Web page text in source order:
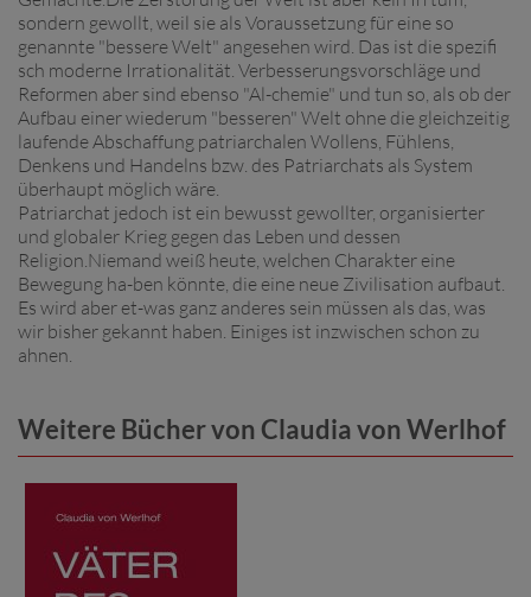
sondern gewollt, weil sie als Voraussetzung für eine so
genannte "bessere Welt" angesehen wird. Das ist die spezifi
sch moderne Irrationalität. Verbesserungsvorschläge und
Reformen aber sind ebenso "Al-chemie" und tun so, als ob der
Aufbau einer wiederum "besseren" Welt ohne die gleichzeitig
laufende Abschaffung patriarchalen Wollens, Fühlens,
Denkens und Handelns bzw. des Patriarchats als System
überhaupt möglich wäre.
Patriarchat jedoch ist ein bewusst gewollter, organisierter
und globaler Krieg gegen das Leben und dessen
Religion.Niemand weiß heute, welchen Charakter eine
Bewegung ha-ben könnte, die eine neue Zivilisation aufbaut.
Es wird aber et-was ganz anderes sein müssen als das, was
wir bisher gekannt haben. Einiges ist inzwischen schon zu
ahnen.
Weitere Bücher von Claudia von Werlhof